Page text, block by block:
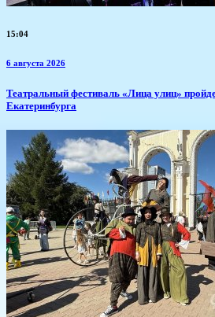
15:04
6 августа 2026
​Театральный фестиваль «Лица улиц»
Екатеринбурга